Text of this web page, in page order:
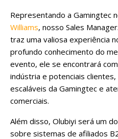
Representando a Gamingtec
Williams, nosso Sales
traz uma valiosa experiência
profundo conhecimento do
evento, ele se encontrará
indústria e potenciais
escaláveis da Gamingtec e
comerciais.
Além disso, Olubiyi será um
sobre sistemas de afiliados